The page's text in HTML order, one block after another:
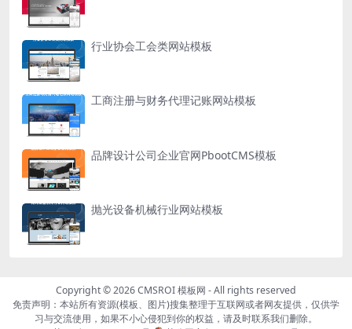
行业协会工会类网站模板
工商注册与财务代理记账网站模板
品牌设计公司企业官网PbootCMS模板
抛光设备机械行业网站模板
Copyright © 2026CMSROI 模板网 - All rights reserved
免责声明：本站所有资源(模板、图片)搜集整理于互联网或者网友提供，仅供学
习与交流使用，如果不小心侵犯到你的权益，请及时联系我们删除。